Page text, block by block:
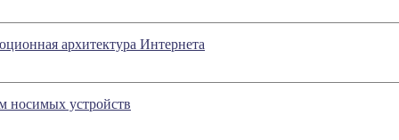
архитектура Интернета
носимых устройств